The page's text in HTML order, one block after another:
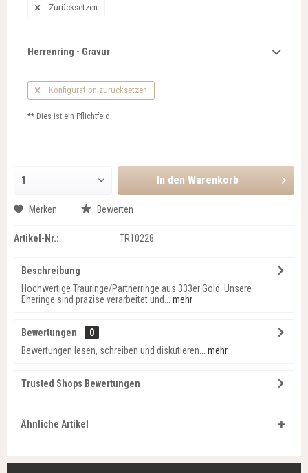
Zurücksetzen
Herrenring - Gravur
Konfiguration zurücksetzen
** Dies ist ein Pflichtfeld.
In den Warenkorb
Merken Bewerten
Artikel-Nr.: TR10228
Beschreibung
Hochwertige Trauringe/Partnerringe aus 333er Gold. Unsere
Eheringe sind präzise verarbeitet und...
mehr
Bewertungen
0
Bewertungen lesen, schreiben und diskutieren...
mehr
Trusted Shops Bewertungen
Ähnliche Artikel